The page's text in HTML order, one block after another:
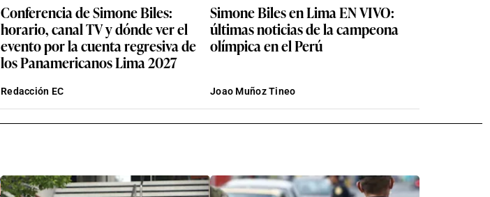
Conferencia de Simone Biles:
horario, canal TV y dónde ver el
evento por la cuenta regresiva de
los Panamericanos Lima 2027
Redacción EC
Simone Biles en Lima EN VIVO:
últimas noticias de la campeona
olímpica en el Perú
Joao Muñoz Tineo